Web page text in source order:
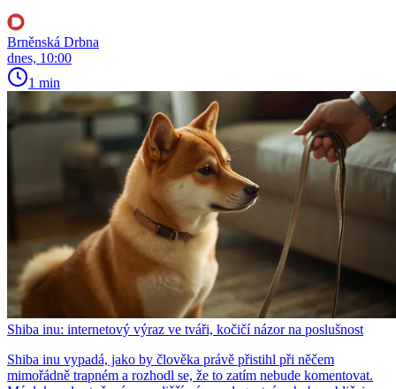
Brněnská Drbna
dnes, 10:00
1 min
Shiba inu: internetový výraz ve tváři, kočičí názor na poslušnost
Shiba inu vypadá, jako by člověka právě přistihl při něčem
mimořádně trapném a rozhodl se, že to zatím nebude komentovat.